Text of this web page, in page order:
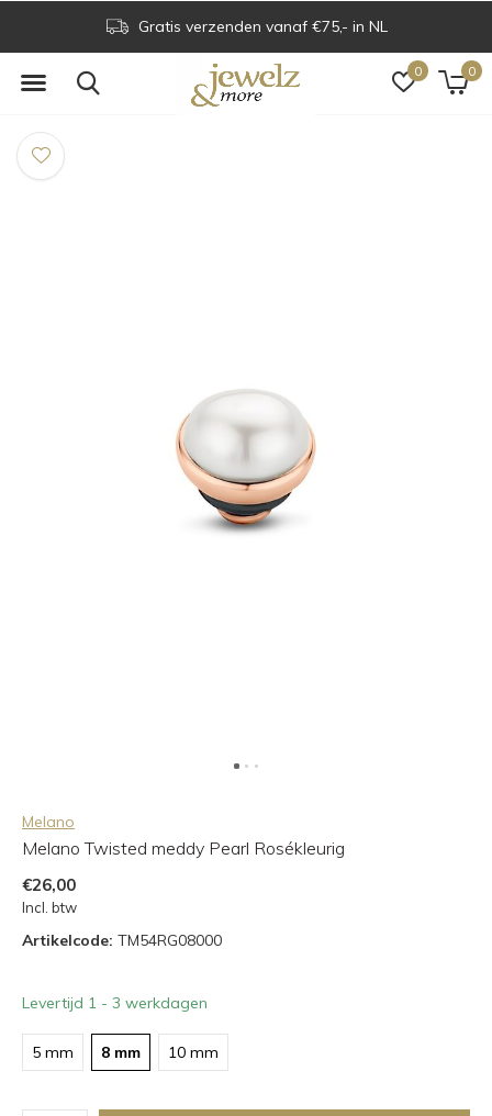
0 0
Gratis verzenden vanaf €75,- in NL
Melano
Melano Twisted meddy Pearl Rosékleurig
€26,00
Incl. btw
Artikelcode: TM54RG08000
Levertijd 1 - 3 werkdagen
5 mm 8 mm 10 mm